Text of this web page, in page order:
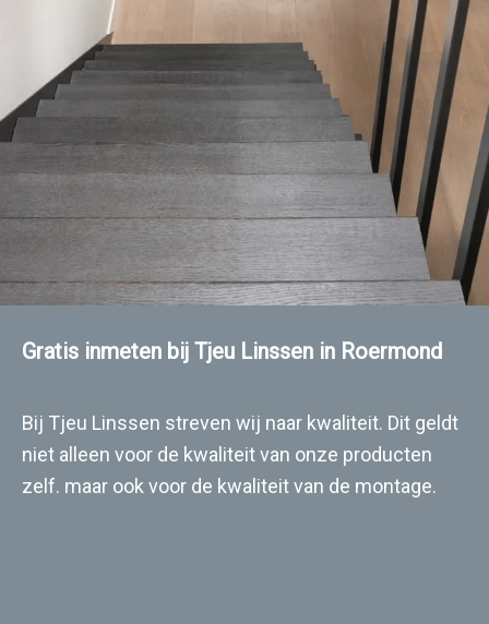
Gratis inmeten bij Tjeu Linssen in Roermond
Bij Tjeu Linssen streven wij naar kwaliteit. Dit geldt
niet alleen voor de kwaliteit van onze producten
zelf. maar ook voor de kwaliteit van de montage.